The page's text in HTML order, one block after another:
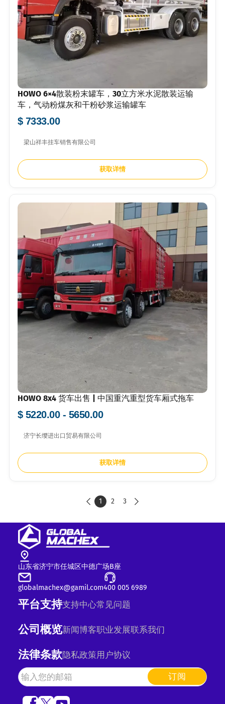
HOWO 6×4散装粉末罐车，30立方米水泥散装运输
车，气动粉煤灰和干粉砂浆运输罐车
$ 7333.00
梁山祥丰挂车销售有限公司
获取详情
HOWO 8x4 货车出售 | 中国重汽重型货车厢式拖车
$ 5220.00 - 5650.00
济宁长缨进出口贸易有限公司
获取详情
 1 2 3 
山东省济宁市任城区中德广场B座
globalmachex@gamil.com400 005 6989
平台支持支持中心常见问题
公司概览新闻博客职业发展联系我们
法律条款隐私政策用户协议
订阅